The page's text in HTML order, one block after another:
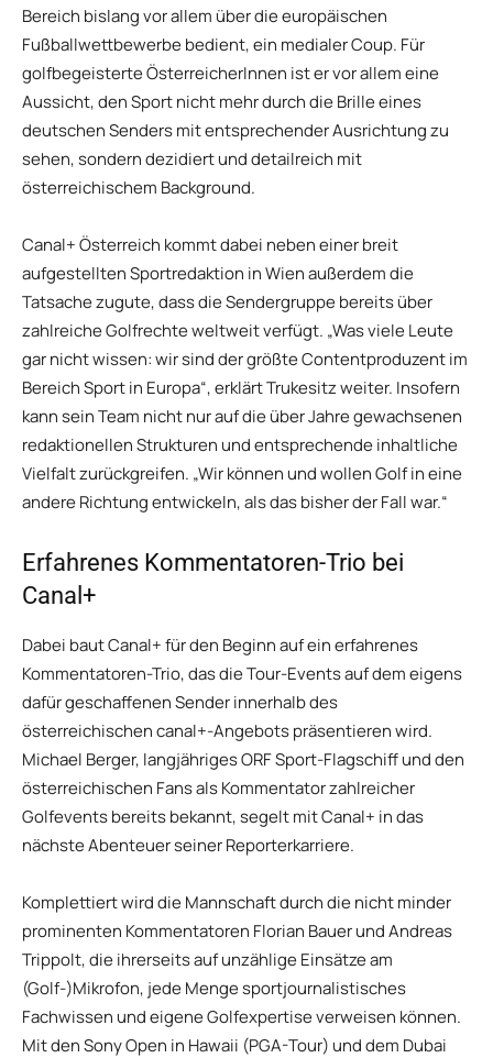
Bereich bislang vor allem über die europäischen
Fußballwettbewerbe bedient, ein medialer Coup. Für
golfbegeisterte ÖsterreicherInnen ist er vor allem eine
Aussicht, den Sport nicht mehr durch die Brille eines
deutschen Senders mit entsprechender Ausrichtung zu
sehen, sondern dezidiert und detailreich mit
österreichischem Background.
Canal+ Österreich kommt dabei neben einer breit
aufgestellten Sportredaktion in Wien außerdem die
Tatsache zugute, dass die Sendergruppe bereits über
zahlreiche Golfrechte weltweit verfügt. „Was viele Leute
gar nicht wissen: wir sind der größte Contentproduzent im
Bereich Sport in Europa“, erklärt Trukesitz weiter. Insofern
kann sein Team nicht nur auf die über Jahre gewachsenen
redaktionellen Strukturen und entsprechende inhaltliche
Vielfalt zurückgreifen. „Wir können und wollen Golf in eine
andere Richtung entwickeln, als das bisher der Fall war.“
Erfahrenes Kommentatoren-Trio bei
Canal+
Dabei baut Canal+ für den Beginn auf ein erfahrenes
Kommentatoren-Trio, das die Tour-Events auf dem eigens
dafür geschaffenen Sender innerhalb des
österreichischen canal+-Angebots präsentieren wird.
Michael Berger, langjähriges ORF Sport-Flagschiff und den
österreichischen Fans als Kommentator zahlreicher
Golfevents bereits bekannt, segelt mit Canal+ in das
nächste Abenteuer seiner Reporterkarriere.
Komplettiert wird die Mannschaft durch die nicht minder
prominenten Kommentatoren Florian Bauer und Andreas
Trippolt, die ihrerseits auf unzählige Einsätze am
(Golf-)Mikrofon, jede Menge sportjournalistisches
Fachwissen und eigene Golfexpertise verweisen können.
Mit den Sony Open in Hawaii (PGA-Tour) und dem Dubai